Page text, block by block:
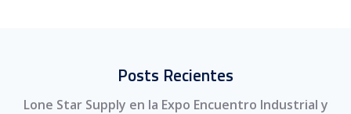
Posts Recientes
Lone Star Supply en la Expo Encuentro Industrial y